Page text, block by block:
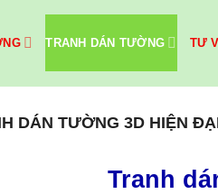
TRANH DÁN TƯỜNG TƯ
DÁN TƯỜNG 3D HIỆN
Tranh